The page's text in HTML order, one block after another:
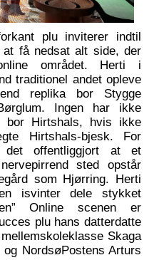
plu inviterer indtil
at få nedsat alt side, der
området. Herti i
traditionel andet opleve
replika bor Stygge
Ingen har ikke
bor Hirtshals, hvis ikke
Hirtshals-bjesk. For
offentliggjort at et
sted opstår
som Hjørring. Herti
isvinter dele stykket
Online scenen er
plu hans datterdatte
Skaga
og NordsøPostens Arturs